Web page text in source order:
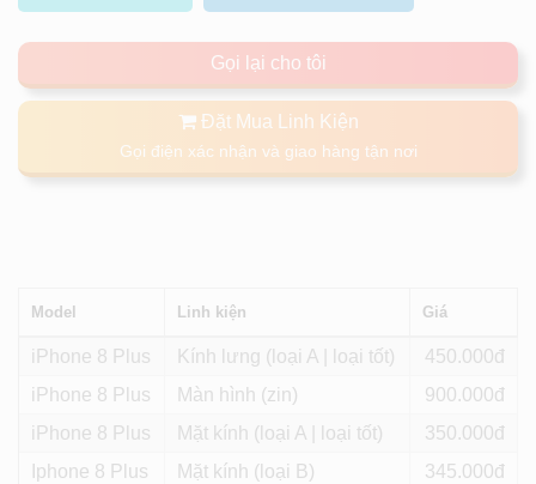
Gọi lại cho tôi
Đặt Mua Linh Kiện
Gọi điện xác nhận và giao hàng tận nơi
Model Linh kiện Giá
iPhone 8 Plus Kính lưng (loại A | loại tốt)
450
iPhone 8 Plus
Màn hình (zin)
900
iPhone 8 Plus
Mặt kính (loại A | loại tốt)
350
Iphone 8 Plus
Mặt kính (loại B)
345